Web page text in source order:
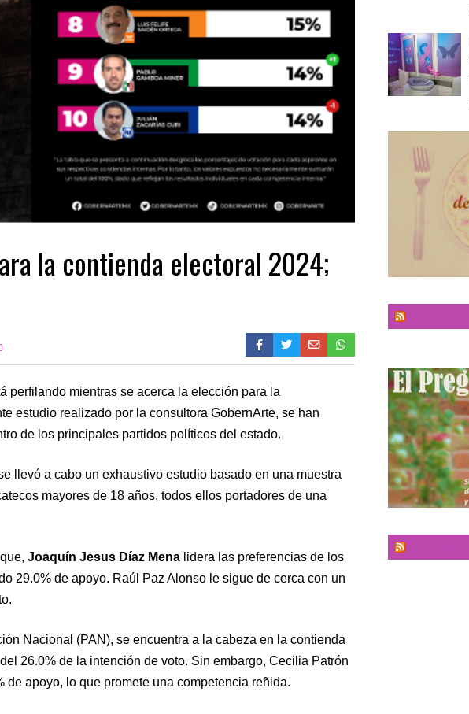
la contienda electoral 2024;
perfilando mientras se acerca la elección para la
estudio realizado por la consultora GobernArte, se han
de los principales partidos políticos del estado.
llevó a cabo un exhaustivo estudio basado en una muestra
mayores de 18 años, todos ellos portadores de una
Joaquín Jesus Díaz Mena lidera las preferencias de los
29.0% de apoyo. Raúl Paz Alonso le sigue de cerca con un
Nacional (PAN), se encuentra a la cabeza en la contienda
26.0% de la intención de voto. Sin embargo, Cecilia Patrón
de apoyo, lo que promete una competencia reñida.